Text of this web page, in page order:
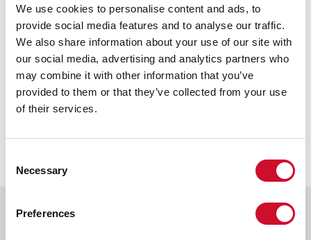
We use cookies to personalise content and ads, to
provide social media features and to analyse our traffic.
We also share information about your use of our site with
our social media, advertising and analytics partners who
may combine it with other information that you’ve
provided to them or that they’ve collected from your use
of their services.
Selection
Necessary
Preferences
GRUPPO RISCHIO 0
Apparecchio certificato in GRUPPO ESENTE DA RISCHI, in conformità
alla normativa CEI EN 62471:2010-01, IEC TR 62778:2014.
CAM edilizia